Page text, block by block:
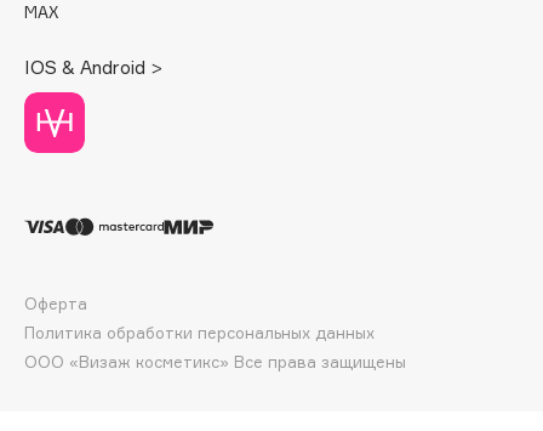
Ecotools
Elemis
Elian Russia
Ella Bartsueva Brushes
Enough
EpilProfi
MAX
IOS & Android >
ООО «Визаж косметикс» Все права защищены
Оферта
Политика обработки персональных данных